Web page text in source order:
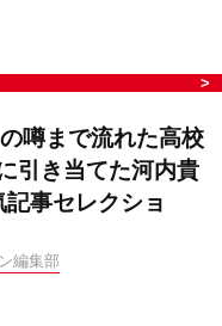
噂まで流れた高校
引き当てた河内貴
事セレクショ
編集部